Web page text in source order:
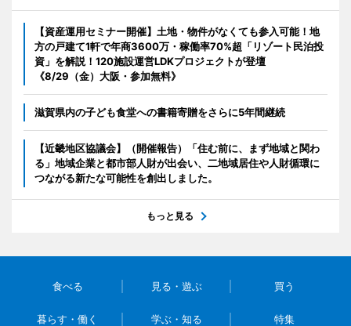
【資産運用セミナー開催】土地・物件がなくても参入可能！地
方の戸建て1軒で年商3600万・稼働率70%超「リゾート民泊投
資」を解説！120施設運営LDKプロジェクトが登壇
《8/29（金）大阪・参加無料》
滋賀県内の子ども食堂への書籍寄贈をさらに5年間継続
【近畿地区協議会】（開催報告）「住む前に、まず地域と関わ
る」地域企業と都市部人財が出会い、二地域居住や人財循環に
つながる新たな可能性を創出しました。
もっと見る
食べる 見る・遊ぶ 買う
暮らす・働く 学ぶ・知る 特集